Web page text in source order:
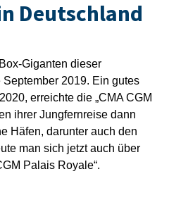
Deutschland
Giganten dieser
2019. Ein gutes
erreichte die „CMA CGM
ihrer Jungfernreise dann
Häfen, darunter auch den
man sich jetzt auch über
Palais Royale“.